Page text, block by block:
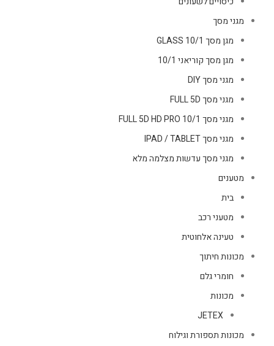
מגני מסך
מגן מסך GLASS 10/1
מגן מסך קוריאני 10/1
מגני מסך DIY
מגני מסך FULL 5D
מגני מסך FULL 5D HD PRO 10/1
מגני מסך IPAD / TABLET
מגני מסך עדשות מצלמה מלא
מטענים
בית
מטעני רכב
טעינה אלחוטית
מכונות חיתוך
חומרי גלם
מכונות
JETEX
מכונות תספורת וגילוח